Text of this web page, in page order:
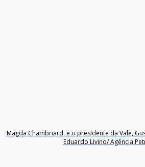
Magda Chambriard, e o presidente da Vale,
Eduardo Livino/ Agência